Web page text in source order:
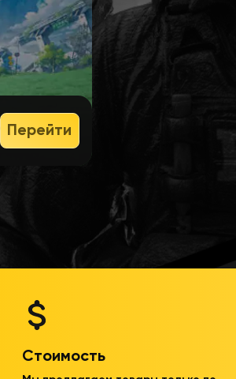
Перейти
Стоимость